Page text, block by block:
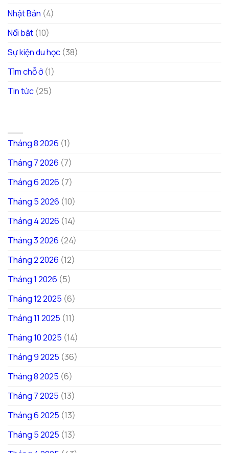
Nhật Bản (4)
Nổi bật (10)
Sự kiện du học (38)
Tìm chỗ ở (1)
Tin tức (25)
Tháng 8 2026 (1)
Tháng 7 2026 (7)
Tháng 6 2026 (7)
Tháng 5 2026 (10)
Tháng 4 2026 (14)
Tháng 3 2026 (24)
Tháng 2 2026 (12)
Tháng 1 2026 (5)
Tháng 12 2025 (6)
Tháng 11 2025 (11)
Tháng 10 2025 (14)
Tháng 9 2025 (36)
Tháng 8 2025 (6)
Tháng 7 2025 (13)
Tháng 6 2025 (13)
Tháng 5 2025 (13)